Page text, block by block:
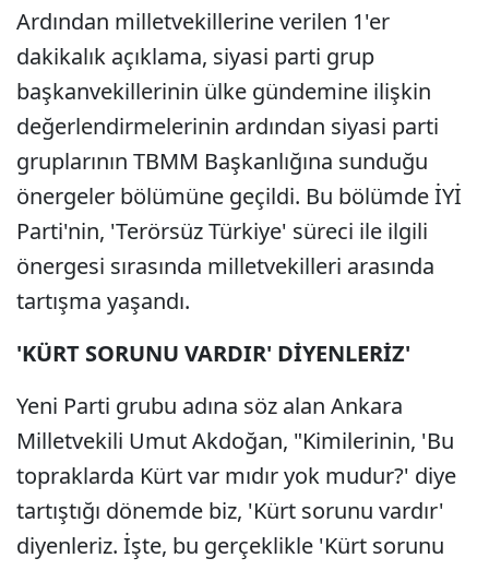
Ardından milletvekillerine verilen 1'er
dakikalık açıklama, siyasi parti grup
başkanvekillerinin ülke gündemine ilişkin
değerlendirmelerinin ardından siyasi parti
gruplarının TBMM Başkanlığına sunduğu
önergeler bölümüne geçildi. Bu bölümde İYİ
Parti'nin, 'Terörsüz Türkiye' süreci ile ilgili
önergesi sırasında milletvekilleri arasında
tartışma yaşandı.
'KÜRT SORUNU VARDIR' DİYENLERİZ'
Yeni Parti grubu adına söz alan Ankara
Milletvekili Umut Akdoğan, "Kimilerinin, 'Bu
topraklarda Kürt var mıdır yok mudur?' diye
tartıştığı dönemde biz, 'Kürt sorunu vardır'
diyenleriz. İşte, bu gerçeklikle 'Kürt sorunu